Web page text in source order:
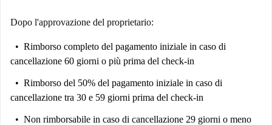
Dopo l'approvazione del proprietario:
Rimborso completo del pagamento iniziale in caso di
cancellazione 60 giorni o più prima del check-in
Rimborso del 50% del pagamento iniziale in caso di
cancellazione tra 30 e 59 giorni prima del check-in
Non rimborsabile in caso di cancellazione 29 giorni o meno